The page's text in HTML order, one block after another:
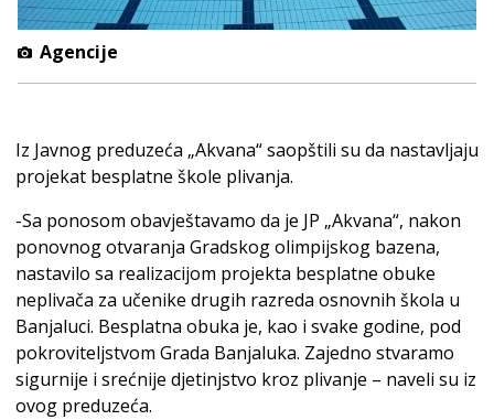
Agencije
Iz Javnog preduzeća „Akvana“ saopštili su da nastavljaju
projekat besplatne škole plivanja.
-Sa ponosom obavještavamo da je JP „Akvana“, nakon
ponovnog otvaranja Gradskog olimpijskog bazena,
nastavilo sa realizacijom projekta besplatne obuke
neplivača za učenike drugih razreda osnovnih škola u
Banjaluci. Besplatna obuka je, kao i svake godine, pod
pokroviteljstvom Grada Banjaluka. Zajedno stvaramo
sigurnije i srećnije djetinjstvo kroz plivanje – naveli su iz
ovog preduzeća.